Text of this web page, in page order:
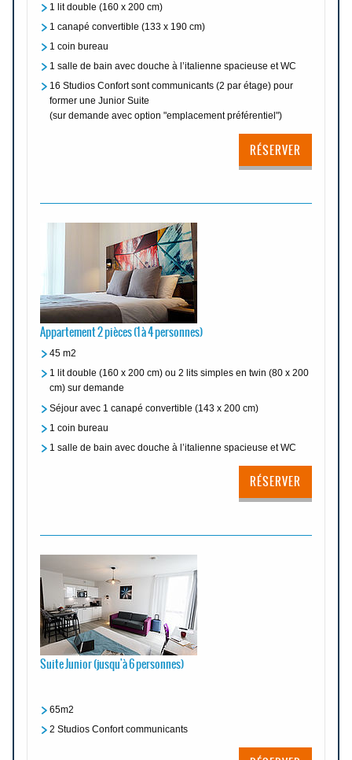
1 lit double (160 x 200 cm)
1 canapé convertible (133 x 190 cm)
1 coin bureau
1 salle de bain avec douche à l’italienne spacieuse et WC
16 Studios Confort sont communicants (2 par étage) pour
former une Junior Suite
(sur demande avec option "emplacement préférentiel")
RÉSERVER
Appartement 2 pièces (1 à 4 personnes)
45 m2
1 lit double (160 x 200 cm) ou 2 lits simples en twin (80 x 200
cm) sur demande
Séjour avec 1 canapé convertible (143 x 200 cm)
1 coin bureau
1 salle de bain avec douche à l’italienne spacieuse et WC
RÉSERVER
Suite Junior (jusqu'à 6 personnes)
65m2
2 Studios Confort communicants